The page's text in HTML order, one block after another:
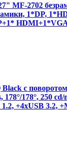
MF-2702
1*DP,
с
178°/178°, 250
+4xUSB 3.2,